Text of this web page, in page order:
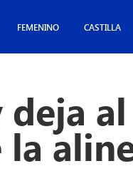
FEMENINO CASTILLA
al